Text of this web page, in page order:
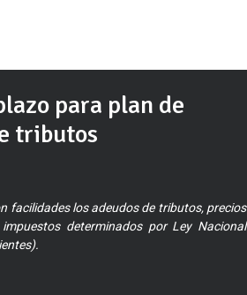
para plan de
tributos
facilidades los adeudos de tributos, precios
determinados por Ley Nacional